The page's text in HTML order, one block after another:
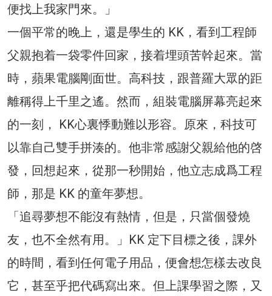
便找上我家門來。」
一個平常的晚上，還是學生的 KK，看到工程師
父親抱着一袋零件回家，接着埋頭苦幹起來。當
時，蘋果電腦剛面世。高科技，跟普羅大眾的距
離稱得上千里之遙。然而，組裝電腦屏幕亮起來
的一刻， KK心裏悸動難以形容。原來，科技可
以靠自己雙手拼湊的。他非常感謝父親給他的啓
發，回想起來，從那一秒開始，他立志成爲工程
師，那是 KK 的童年夢想。
「追尋夢想不能沒有熱情，但是，只當個發燒
友，也不全然有用。」KK 定下目標之後，課外
的時間，看到任何電子用品，便會想怎樣去改良
它，甚至乎把代碼寫出來。但上課學習之際，又